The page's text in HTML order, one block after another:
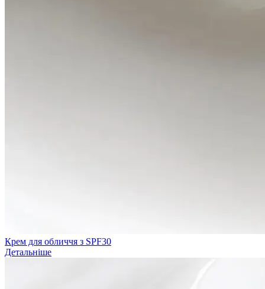
Крем для обличчя з SPF30
Детальніше